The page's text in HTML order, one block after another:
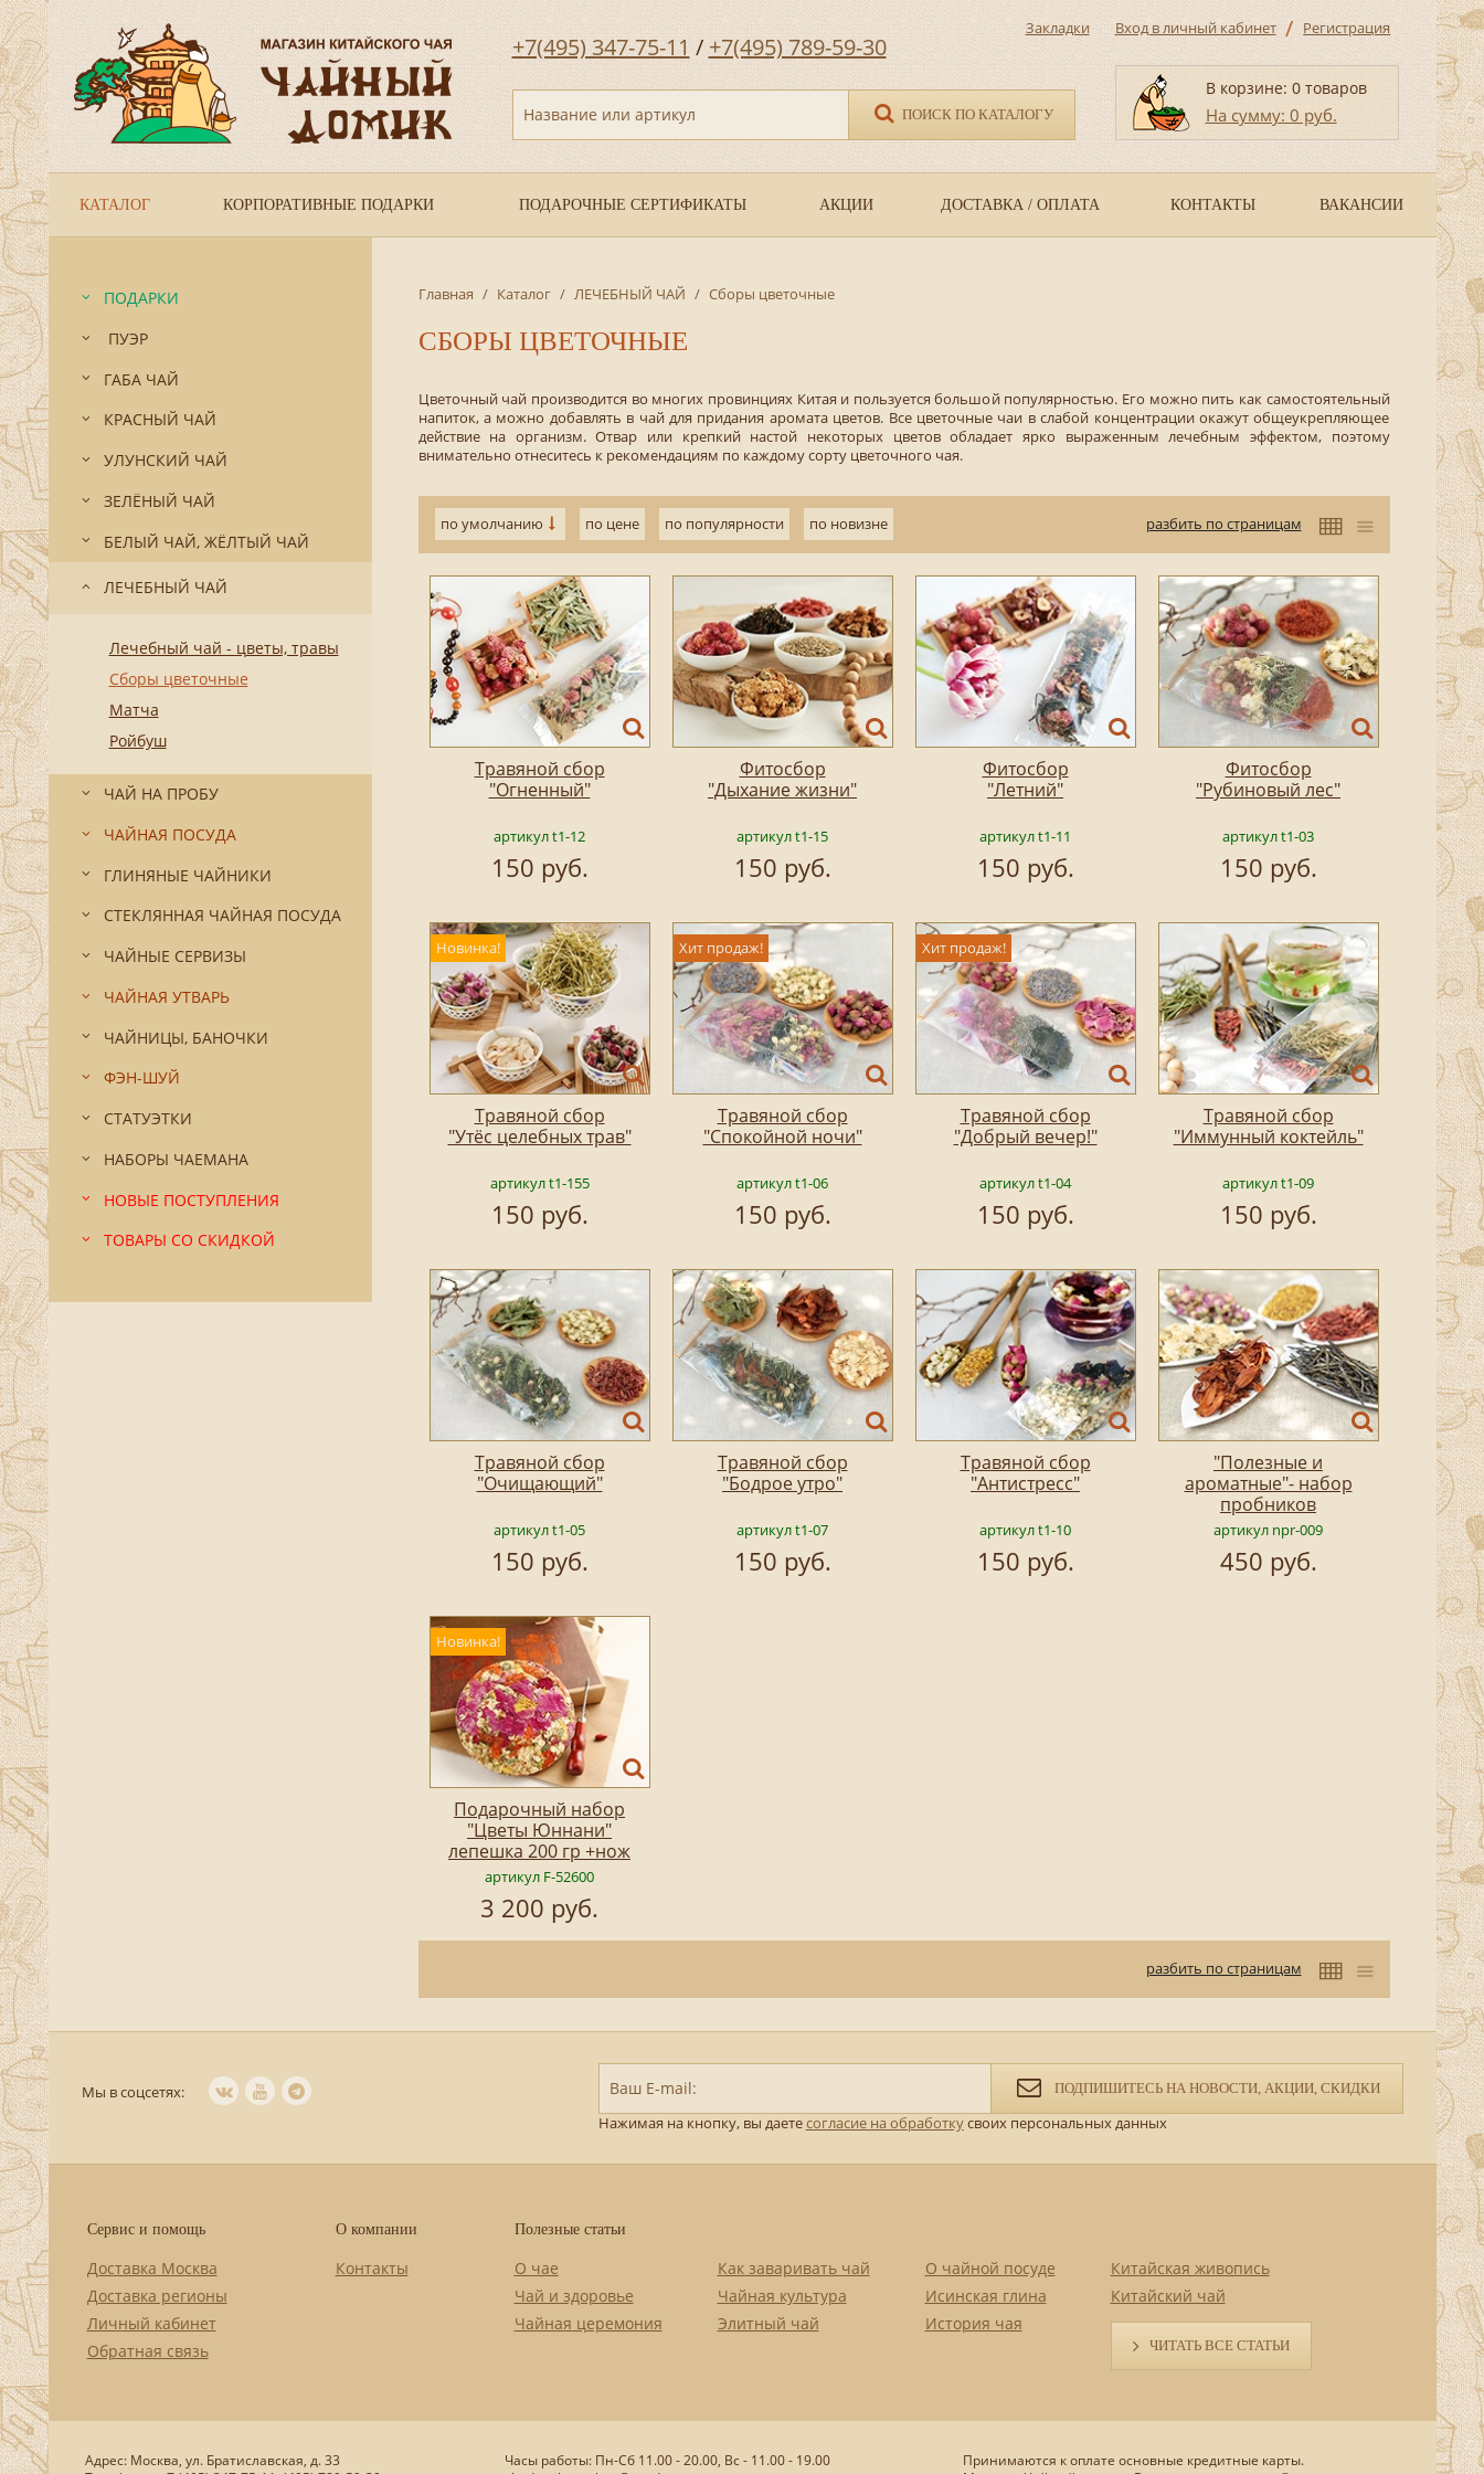
+7(495) 347-75-11 / +7(495) 789-59-30
Название или артикул ПОИСК ПО КАТАЛОГУ
Закладки Вход в личный кабинет / Регистрация
В корзине: 0 товаров
На сумму: 0 руб.
КАТАЛОГ КОРПОРАТИВНЫЕ ПОДАРКИ ПОДАРОЧНЫЕ СЕРТИФИКАТЫ АКЦИИ ДОСТАВКА / ОПЛАТА КОНТАКТЫ ВАКАНСИИ
ПОДАРКИ
ПУЭР
ГАБА ЧАЙ
КРАСНЫЙ ЧАЙ
УЛУНСКИЙ ЧАЙ
ЗЕЛЁНЫЙ ЧАЙ
БЕЛЫЙ ЧАЙ, ЖЁЛТЫЙ ЧАЙ
ЛЕЧЕБНЫЙ ЧАЙ
Лечебный чай - цветы, травы
Сборы цветочные
Матча
Ройбуш
ЧАЙ НА ПРОБУ
ЧАЙНАЯ ПОСУДА
ГЛИНЯНЫЕ ЧАЙНИКИ
СТЕКЛЯННАЯ ЧАЙНАЯ ПОСУДА
ЧАЙНЫЕ СЕРВИЗЫ
ЧАЙНАЯ УТВАРЬ
ЧАЙНИЦЫ, БАНОЧКИ
ФЭН-ШУЙ
СТАТУЭТКИ
НАБОРЫ ЧАЕМАНА
НОВЫЕ ПОСТУПЛЕНИЯ
ТОВАРЫ СО СКИДКОЙ
Главная / Каталог / ЛЕЧЕБНЫЙ ЧАЙ / Сборы цветочные
СБОРЫ ЦВЕТОЧНЫЕ
Цветочный чай производится во многих провинциях Китая и пользуется большой популярностью. Его можно пить как самостоятельный
напиток, а можно добавлять в чай для придания аромата цветов. Все цветочные чаи в слабой концентрации окажут общеукрепляющее
действие на организм. Отвар или крепкий настой некоторых цветов обладает ярко выраженным лечебным эффектом, поэтому
внимательно отнеситесь к рекомендациям по каждому сорту цветочного чая.
по умолчанию по цене по популярности по новизне разбить по страницам
Травяной сбор
"Огненный"
артикул t1-12
150 руб.
Фитосбор
"Дыхание жизни"
артикул t1-15
150 руб.
Фитосбор
"Летний"
артикул t1-11
150 руб.
Фитосбор
"Рубиновый лес"
артикул t1-03
150 руб.
Новинка!
Травяной сбор
"Утёс целебных трав"
артикул t1-155
150 руб.
Хит продаж!
Травяной сбор
"Спокойной ночи"
артикул t1-06
150 руб.
Хит продаж!
Травяной сбор
"Добрый вечер!"
артикул t1-04
150 руб.
Травяной сбор
"Иммунный коктейль"
артикул t1-09
150 руб.
Травяной сбор
"Очищающий"
артикул t1-05
150 руб.
Травяной сбор
"Бодрое утро"
артикул t1-07
150 руб.
Травяной сбор
"Антистресс"
артикул t1-10
150 руб.
"Полезные и
ароматные"- набор
пробников
артикул npr-009
450 руб.
Новинка!
Подарочный набор
"Цветы Юннани"
лепешка 200 гр +нож
артикул F-52600
3 200 руб.
разбить по страницам
Ваш E-mail: ПОДПИШИТЕСЬ НА НОВОСТИ, АКЦИИ, СКИДКИ
Нажимая на кнопку, вы даетесогласие на обработкусвоих персональных данных
Мы в соцсетях:
Сервис и помощь
Доставка Москва
Доставка регионы
Личный кабинет
Обратная связь
О компании
Контакты
Полезные статьи
О чае
Чай и здоровье
Чайная церемония
Как заваривать чай
Чайная культура
Элитный чай
О чайной посуде
Исинская глина
История чая
Китайская живопись
Китайский чай
ЧИТАТЬ ВСЕ СТАТЬИ
Адрес: Москва, ул. Братиславская, д. 33
Часы работы: Пн-Сб 11.00 - 20.00, Вс - 11.00 - 19.00
Принимаются к оплате основные кредитные карты.